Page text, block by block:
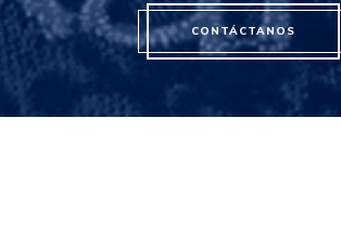
CONTÁCTANOS